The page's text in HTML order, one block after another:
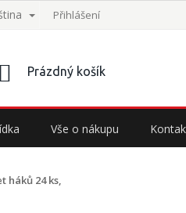
Přihlášení
NÁKUPNÍ
Prázdný košík
Vše o nákupu
háků 24 ks,